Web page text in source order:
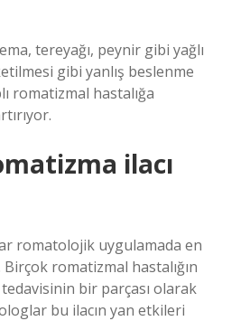
tereyağı, peynir gibi yağlı
gibi yanlış beslenme
romatizmal hastalığa
ilacı
romatolojik uygulamada en
romatizmal hastalığın
tedavisinin bir parçası olarak
bu ilacın yan etkileri